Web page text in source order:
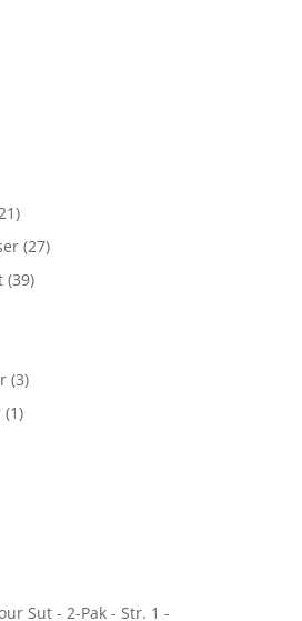
(27)
(39)
(3)
(1)
Sut - 2-Pak - Str. 1 -